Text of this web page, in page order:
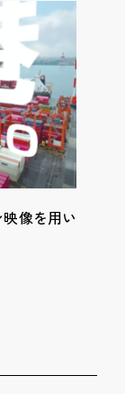
像を用い